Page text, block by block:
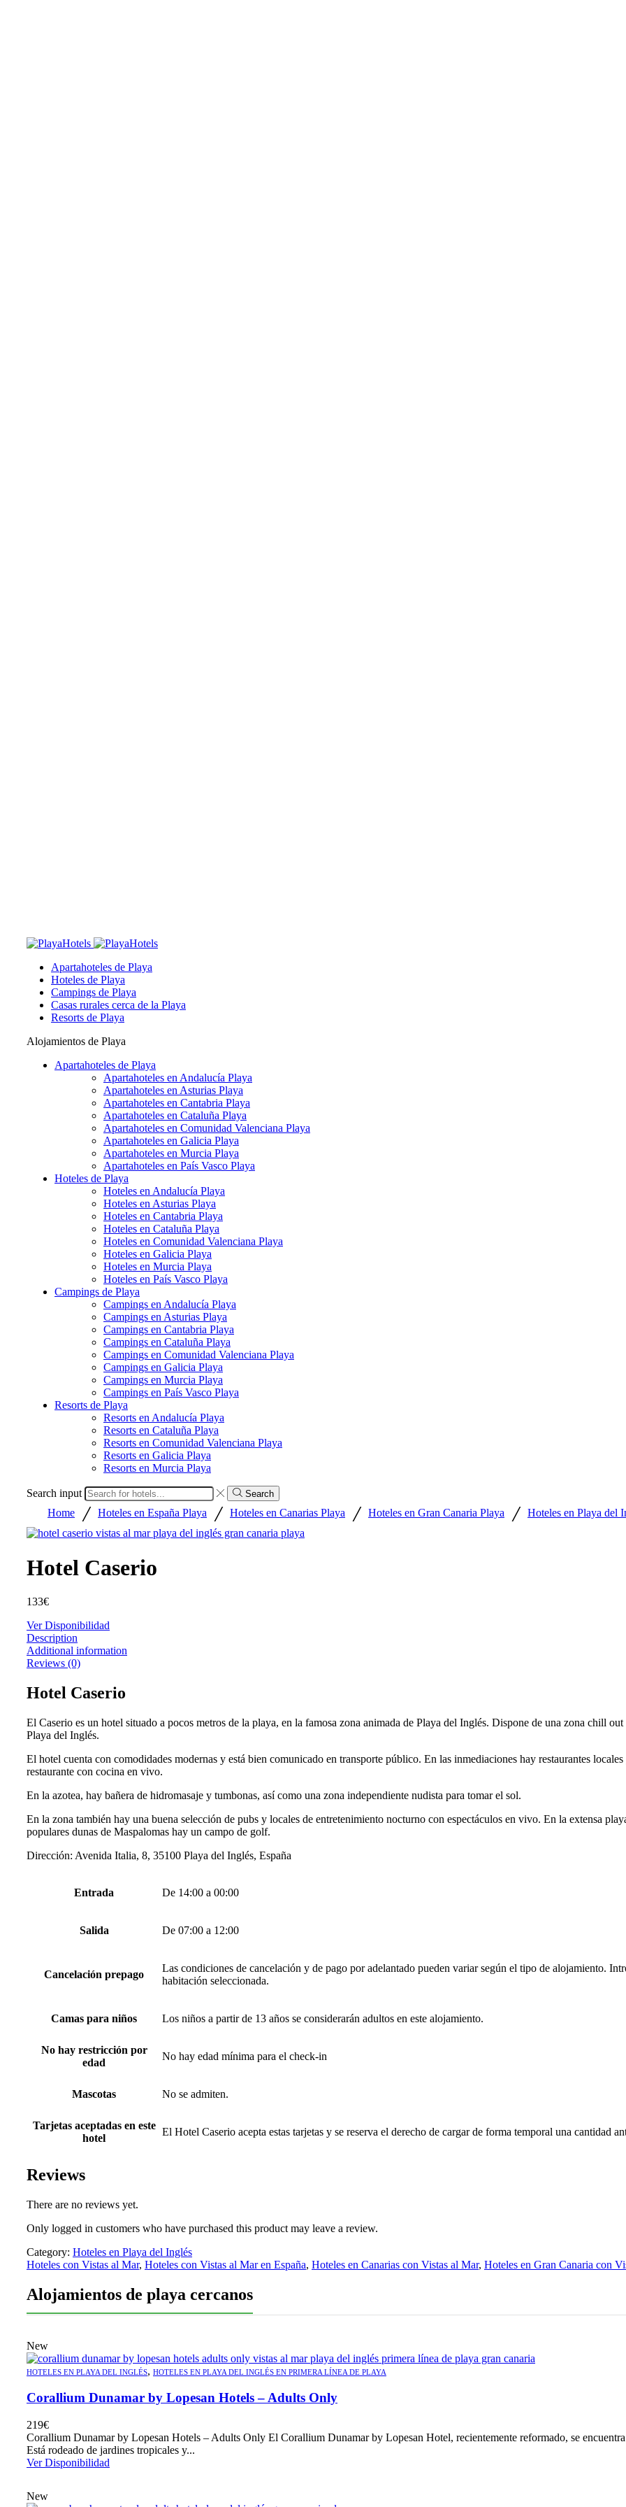
Apartahoteles de Playa
Hoteles de Playa
Campings de Playa
Casas rurales cerca de la Playa
Resorts de Playa
Alojamientos de Playa
Apartahoteles de Playa
Apartahoteles en Andalucía Playa
Apartahoteles en Asturias Playa
Apartahoteles en Cantabria Playa
Apartahoteles en Cataluña Playa
Apartahoteles en Comunidad Valenciana Playa
Apartahoteles en Galicia Playa
Apartahoteles en Murcia Playa
Apartahoteles en País Vasco Playa
Hoteles de Playa
Hoteles en Andalucía Playa
Hoteles en Asturias Playa
Hoteles en Cantabria Playa
Hoteles en Cataluña Playa
Hoteles en Comunidad Valenciana Playa
Hoteles en Galicia Playa
Hoteles en Murcia Playa
Hoteles en País Vasco Playa
Campings de Playa
Campings en Andalucía Playa
Campings en Asturias Playa
Campings en Cantabria Playa
Campings en Cataluña Playa
Campings en Comunidad Valenciana Playa
Campings en Galicia Playa
Campings en Murcia Playa
Campings en País Vasco Playa
Resorts de Playa
Resorts en Andalucía Playa
Resorts en Cataluña Playa
Resorts en Comunidad Valenciana Playa
Resorts en Galicia Playa
Resorts en Murcia Playa
Search input Search
Home / Hoteles en España Playa / Hoteles en Canarias Playa / Hoteles en Gran Canaria Playa / Hoteles en Playa del
Hotel Caserio
133€
Ver Disponibilidad
Description
Additional information
Reviews (0)
Hotel Caserio
El Caserio es un hotel situado a pocos metros de la playa, en la famosa zona animada de Playa del Inglés. Dispone de una zona chill
Playa del Inglés.
El hotel cuenta con comodidades modernas y está bien comunicado en transporte público. En las inmediaciones hay restaurantes
restaurante con cocina en vivo.
En la azotea, hay bañera de hidromasaje y tumbonas, así como una zona independiente nudista para tomar el sol.
En la zona también hay una buena selección de pubs y locales de entretenimiento nocturno con espectáculos en vivo. En la extensa
populares dunas de Maspalomas hay un campo de golf.
Dirección: Avenida Italia, 8, 35100 Playa del Inglés, España
Entrada De 14:00 a 00:00
Salida De 07:00 a 12:00
Cancelación prepago
Las condiciones de cancelación y de pago por adelantado pueden variar según el tipo de alojamiento.
habitación seleccionada.
Camas para niños Los niños a partir de 13 años se considerarán adultos en este alojamiento.
No hay restricción por
edad
No hay edad mínima para el check-in
Mascotas No se admiten.
Tarjetas aceptadas en este
hotel
El Hotel Caserio acepta estas tarjetas y se reserva el derecho de cargar de forma temporal una cantidad
Reviews
There are no reviews yet.
Only logged in customers who have purchased this product may leave a review.
Category: Hoteles en Playa del Inglés
Hoteles con Vistas al Mar, Hoteles con Vistas al Mar en España, Hoteles en Canarias con Vistas al Mar, Hoteles en Gran Canaria con
Alojamientos de playa cercanos
New
HOTELES EN PLAYA DEL INGLÉS, HOTELES EN PLAYA DEL INGLÉS EN PRIMERA LÍNEA DE PLAYA
Corallium Dunamar by Lopesan Hotels – Adults Only
219€
Corallium Dunamar by Lopesan Hotels – Adults Only El Corallium Dunamar by Lopesan Hotel, recientemente reformado, se
Está rodeado de jardines tropicales y...
Ver Disponibilidad
New